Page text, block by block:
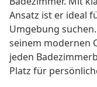
Ansatz ist er ideal
Umgebung
seinem modernen
jeden
Platz für